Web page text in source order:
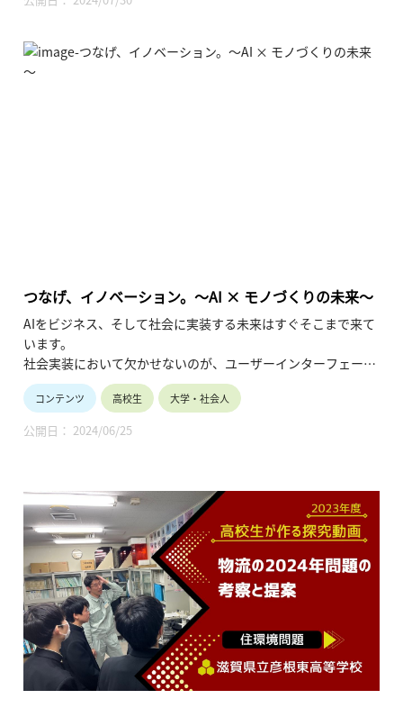
介します。
・講師名、講師所属：栗田 佳代子、東京大学大学総合教育研
究センター 教授・副センター長 兼 高等教育推進部門長
つなげ、イノベーション。～AI × モノづくりの未来～
AIをビジネス、そして社会に実装する未来はすぐそこまで来て
います。
社会実装において欠かせないのが、ユーザーインターフェース
となるモノ（ハード）とAIを「つなぐ」こと。
「AI時代、モノづくりはどう進化していくのか？」について紐
解いていきます。
コンテンツ 高校生 大学・社会人
公開日： 2024/06/25